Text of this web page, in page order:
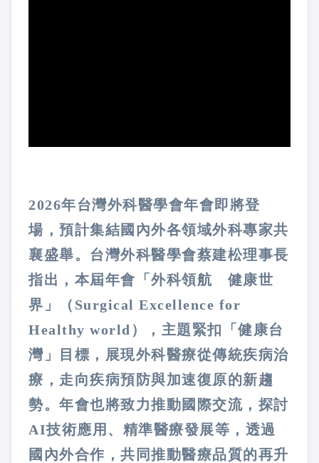
2026年台灣外科醫學會年會即將登
場，預計集結國內外各領域外科專家共
襄盛舉。台灣外科醫學會蔡建松理事長
指出，本屆年會「外科領航 健康世
界」（Surgical Excellence for
Healthy world），主題緊扣「健康台
灣」目標，展現外科醫療從傳統疾病治
療，走向疾病預防與加速復原的新趨
勢。年會也將致力推動國際交流，探討
AI技術應用、精準醫療發展等，透過
國內外合作，共同推動醫療品質的再升